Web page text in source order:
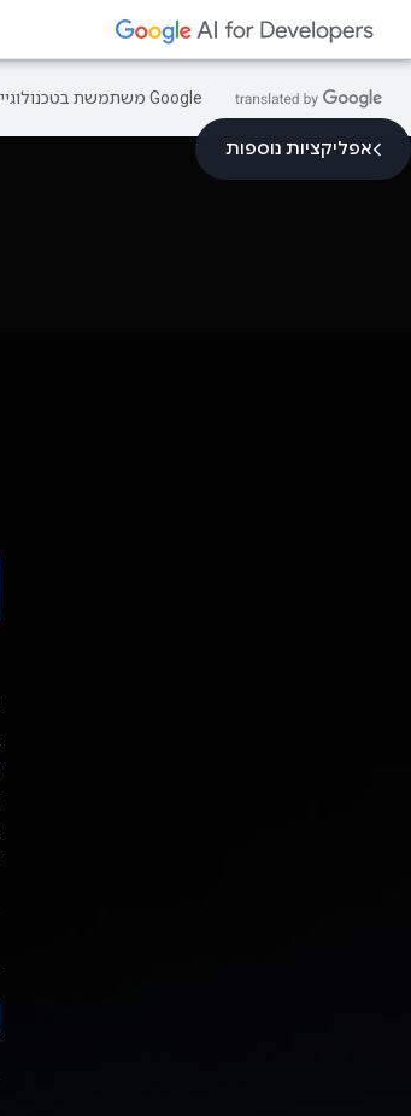
‫Google משתמשת בטכנולוגיית AI כדי לתרגם תוכן לשפה המועדפת עליך. בתרגומים כאלו עשויות להיות שגיאות.
אפליקציות נוספות